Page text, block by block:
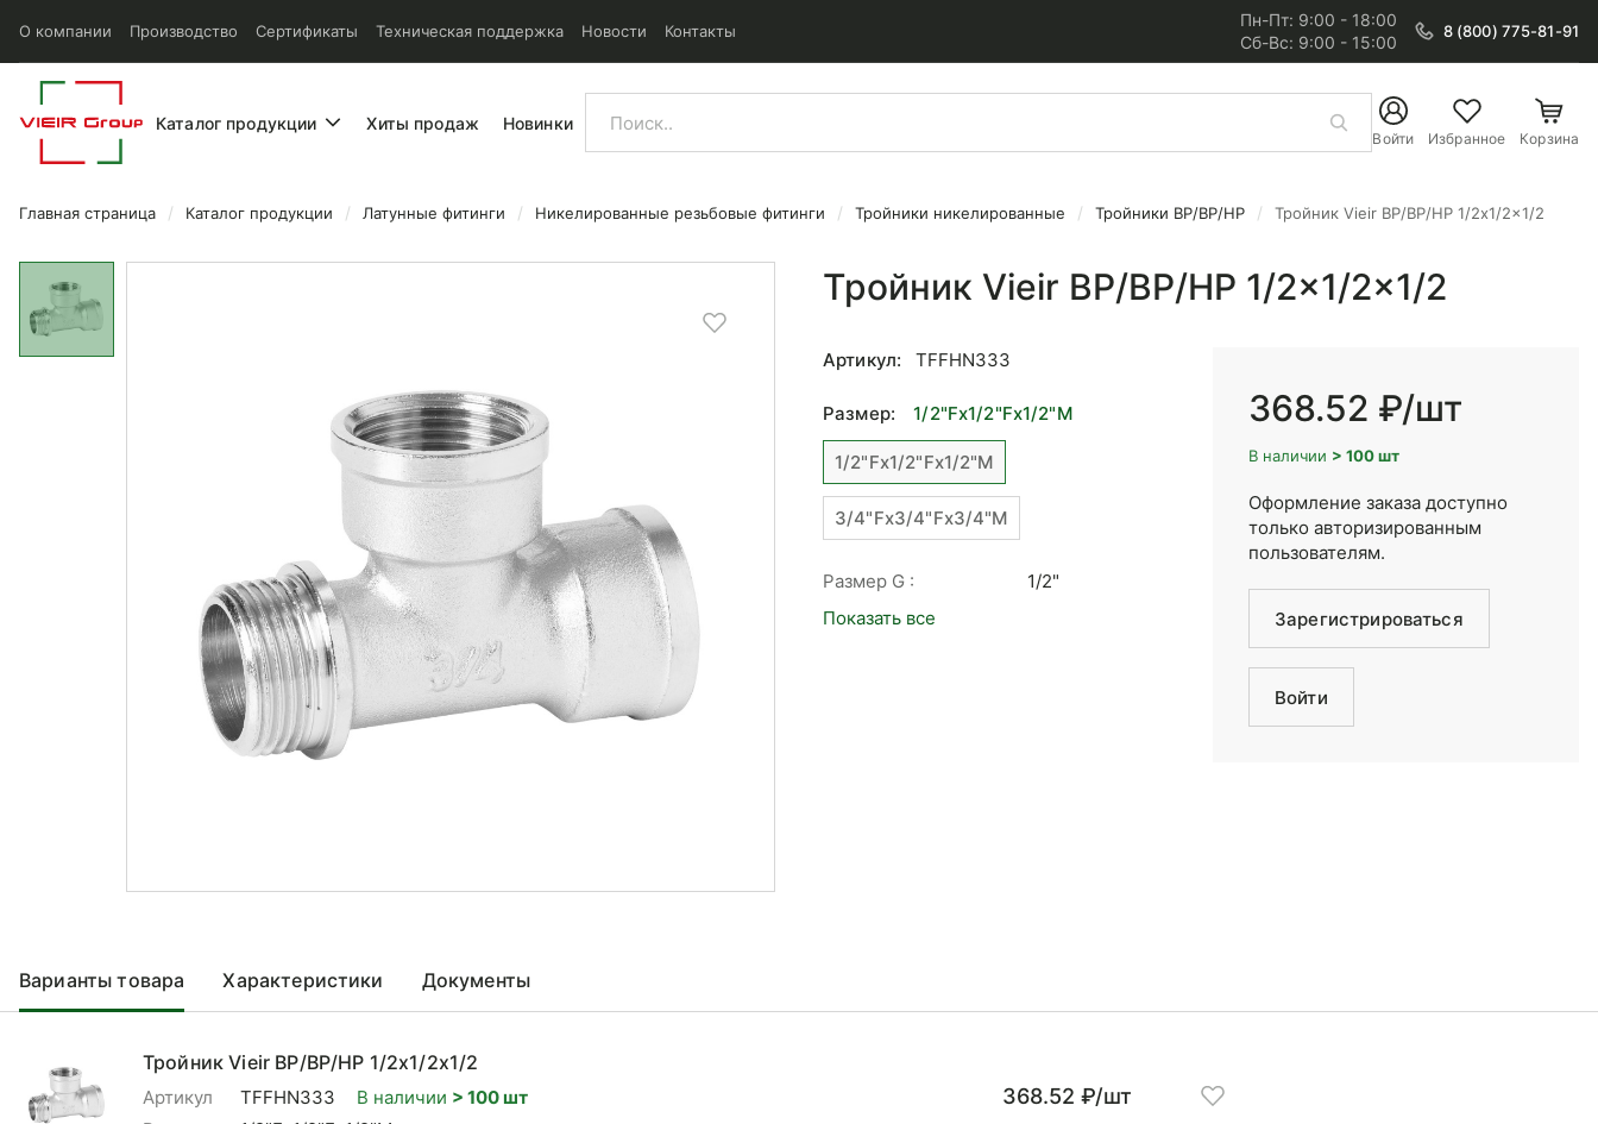
О компании Производство Сертификаты Техническая поддержка Новости Контакты
Пн-Пт: 9:00 - 18:00
Сб-Вс: 9:00 - 15:00
8 (800) 775-81-91
Каталог продукции Хиты продаж Новинки
Войти Избранное Корзина
Главная страница Каталог продукции Латунные фитинги Никелированные резьбовые фитинги Тройники никелированные Тройники ВР/ВР/НР Тройник Vieir ВР/ВР/НР 1/2x1/2x1/2
Тройник Vieir ВР/ВР/НР 1/2x1/2x1/2
Артикул: TFFHN333
Размер: 1/2"Fx1/2"Fx1/2"M
1/2"Fx1/2"Fx1/2"M
3/4"Fx3/4"Fx3/4"M
Размер G :
1/2"
Показать все
368.52 ₽/шт
В наличии > 100 шт
Оформление заказа доступно
только авторизированным
пользователям.
Зарегистрироваться
Войти
Варианты товара Характеристики Документы
Тройник Vieir ВР/ВР/НР 1/2x1/2x1/2
Артикул TFFHN333 В наличии > 100 шт
368.52 ₽/шт